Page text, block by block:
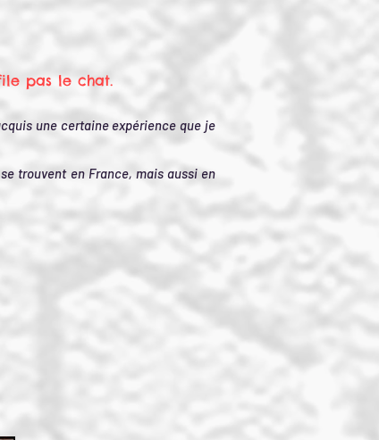
pas le chat.
une certaine expérience que je
trouvent en France, mais aussi en